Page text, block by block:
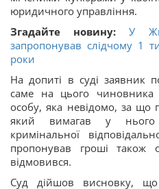
юридичного управління.
Згадайте новину:
У
запропонував слідчому 1
роки
На допиті в суді заявник
саме на цього чиновника
особу, яка невідомо, за що
який вимагав у нього
кримінальної
пропонував гроші також
відмовився.
Суд дійшов висновку,